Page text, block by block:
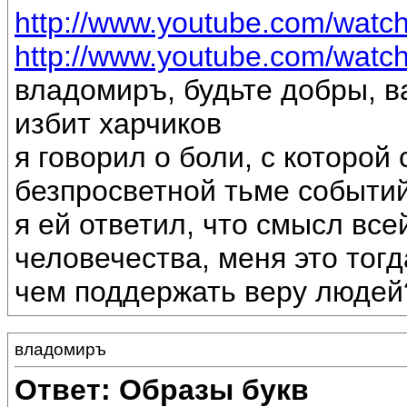
http://www.youtube.com/
http://www.youtube.com/
владомиръ, будьте добры,
избит харчиков
я говорил о боли, с которой
безпросветной тьме
я ей ответил, что смысл
человечества, меня это
чем поддержать веру
владомиръ
Ответ: Образы букв